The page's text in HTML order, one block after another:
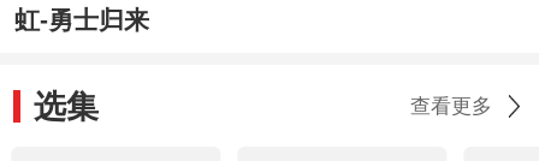
虹-勇士归来
选集 查看更多